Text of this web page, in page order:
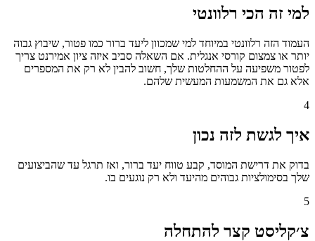
למי זה הכי רלוונטי
העמוד הזה רלוונטי במיוחד למי שמכוון ליעד ברור כמו פטור, שיבוץ גבוה
יותר או צמצום קורסי אנגלית. אם השאלה סביב איזה ציון אמירנט צריך
לפטור משפיעה על ההחלטות שלך, חשוב להבין לא רק את המספרים
אלא גם את המשמעות המעשית שלהם.
4
איך לגשת לזה נכון
בדוק את דרישת המוסד, קבע טווח יעד ברור, ואז תרגל עד שהביצועים
שלך בסימולציות גבוהים מהיעד ולא רק נוגעים בו.
5
צ׳קליסט קצר להתחלה